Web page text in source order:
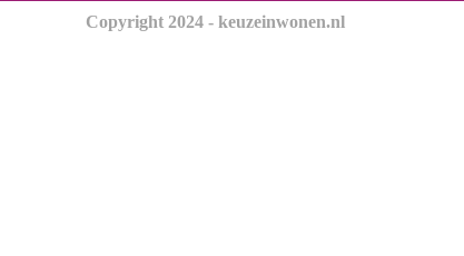
Copyright 2024 - keuzeinwonen.nl